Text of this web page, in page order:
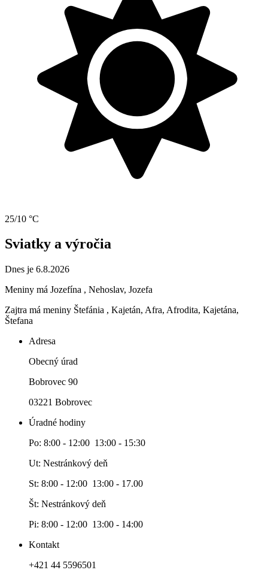
25/10 °C
Sviatky a výročia
Dnes je 6.8.2026
Meniny má Jozefína , Nehoslav, Jozefa
Zajtra má meniny Štefánia , Kajetán, Afra, Afrodita, Kajetána,
Štefana
Adresa
Obecný úrad
Bobrovec 90
03221 Bobrovec
Úradné hodiny
Po: 8:00 - 12:00 13:00 - 15:30
Ut: Nestránkový deň
St: 8:00 - 12:00 13:00 - 17.00
Št: Nestránkový deň
Pi: 8:00 - 12:00 13:00 - 14:00
Kontakt
+421 44 5596501